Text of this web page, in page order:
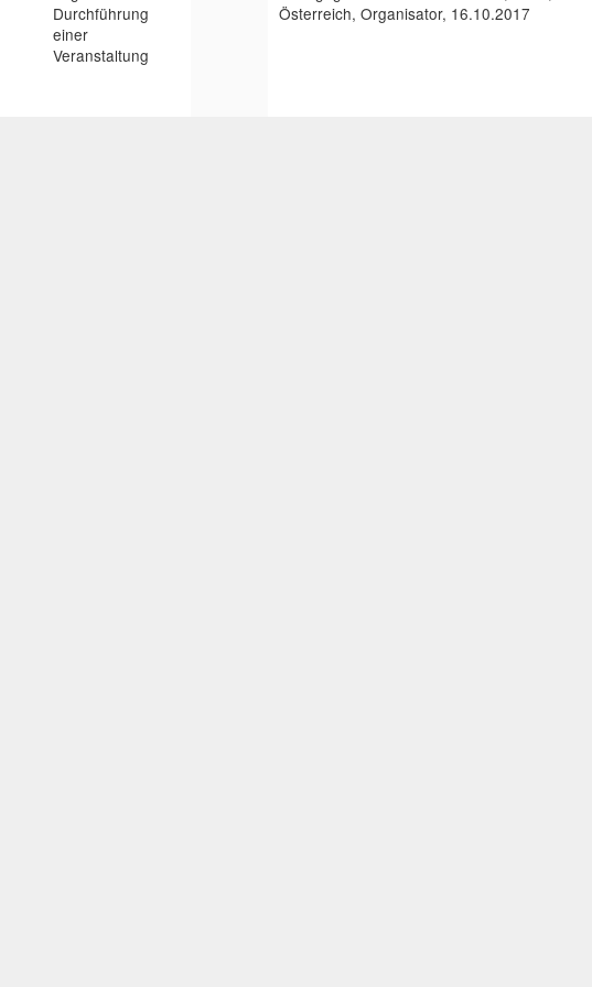
Durchführung
einer
Veranstaltung
Österreich, Organisator, 16.10.2017